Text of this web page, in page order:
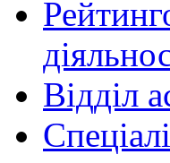
Відділ